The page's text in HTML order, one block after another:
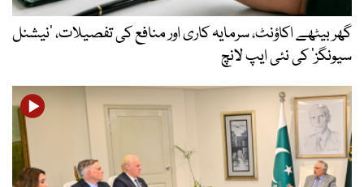
گھر بیٹھے اکاؤنٹ، سرمایہ کاری اور منافع کی تفصیلات، ’نیشنل
سیونگز‘ کی نئی ایپ لانچ